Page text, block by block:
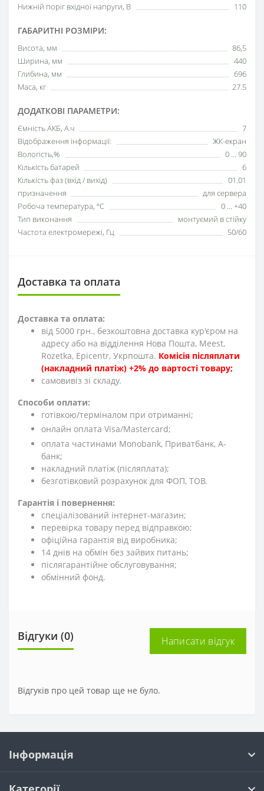
Нижній поріг вхідної напруги, В
110
ГАБАРИТНІ РОЗМІРИ:
Висота, мм
86,5
Ширина, мм
440
Глибина, мм
696
Маса, кг
27.5
ДОДАТКОВІ ПАРАМЕТРИ:
Ємність АКБ, А.ч
7
Відображення інформації:
ЖК-екран
Вологість,%
0 ... 90
Кількість батарей
6
Кількість фаз (вхід / вихід)
01.01
призначення
для сервера
Робоча температура, ºC
0 ... +40
Тип виконання
монтуємий в стійку
Частота електромережі, Гц
50/60
Доставка та оплата
Доставка та оплата:
від 5000 грн., безкоштовна доставка кур'єром на
адресу або на відділення Нова Пошта, Meest,
Rozetka, Epicentr, Укрпошта. Комісія післяплати
(накладний платіж) +2% до вартості товару;
cамовивіз зі складу.
Способи оплати:
готівкою/терміналом при отриманні;
онлайн оплата Visa/Mastercard;
оплата частинами Monobank, Приватбанк, А-
банк;
накладний платіж (післяплата);
безготівковий розрахунок для ФОП, ТОВ.
Гарантія і повернення:
спеціалізований інтернет-магазин;
перевірка товару перед відправкою;
офіційна гарантія від виробника;
14 днів на обмін без зайвих питань;
післягарантійне обслуговування;
обмінний фонд.
Відгуки (0) Написати відгук
Відгуків про цей товар ще не було.
Інформація